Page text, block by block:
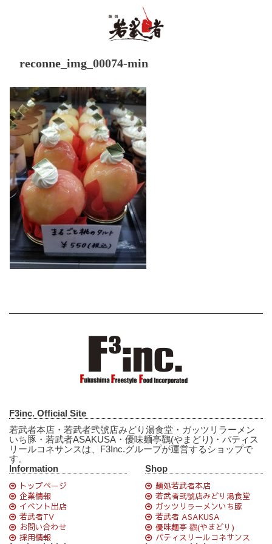
reconne_img_00074-min
F3inc. Official Site
若武者本店・若武者弐號店みどり湯食堂・ガッツリラーメン
いち豚・若武者ASAKUSA・優味麺亭鸐(やまどり)・パティス
リールコネサンスは、F3Inc.グループが運営するショップで
す。
Information
トップページ
企業情報
イベント出店
若武者TV
お問い合わせ
採用情報
Shop
麺処若武者本店
若武者弐號店みどり湯食堂
ガッツリラーメンいち豚
若武者 ASAKUSA
優味麺亭 鸐(やまどり)
パティスリールコネサンス